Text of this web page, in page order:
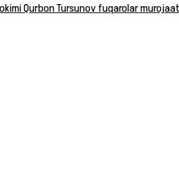
Qurbon Tursunov fuqarolar